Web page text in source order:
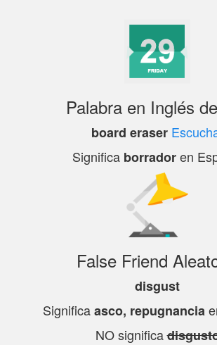
Palabra en Inglés
board eraser
Significa borradoren
False Friend
disgust
Significaasco, repugnancia
NO significa